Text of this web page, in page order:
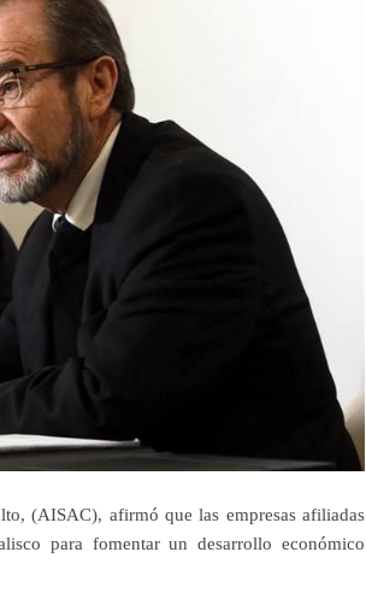
(AISAC), afirmó que las empresas afiliadas
para fomentar un desarrollo económico